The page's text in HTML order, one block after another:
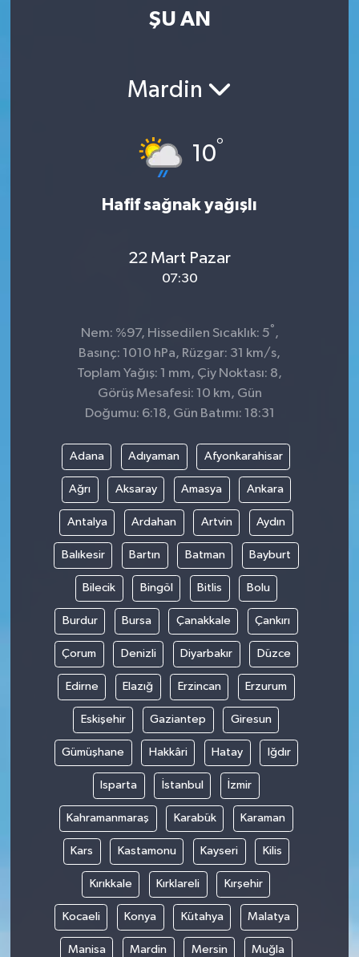
ŞU AN
Mardin
10°
Hafif sağnak yağışlı
22 Mart Pazar
07:30
Nem: %97, Hissedilen Sıcaklık: 5° ,
Basınç: 1010 hPa, Rüzgar: 31 km/s,
Toplam Yağış: 1 mm, Çiy Noktası: 8,
Görüş Mesafesi: 10 km, Gün
Doğumu: 6:18, Gün Batımı: 18:31
Adana Adıyaman Afyonkarahisar
Ağrı Aksaray Amasya Ankara
Antalya Ardahan Artvin Aydın
Balıkesir Bartın Batman Bayburt
Bilecik Bingöl Bitlis Bolu
Burdur Bursa Çanakkale Çankırı
Çorum Denizli Diyarbakır Düzce
Edirne Elazığ Erzincan Erzurum
Eskişehir Gaziantep Giresun
Gümüşhane Hakkâri Hatay Iğdır
Isparta İstanbul İzmir
Kahramanmaraş Karabük Karaman
Kars Kastamonu Kayseri Kilis
Kırıkkale Kırklareli Kırşehir
Kocaeli Konya Kütahya Malatya
Manisa Mardin Mersin Muğla